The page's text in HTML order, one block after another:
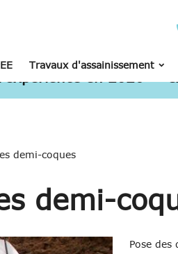
Travaux d'assainissement
en 2026 —
demi-coques
demi-
Pose des